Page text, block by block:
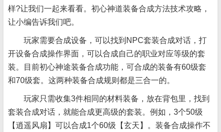
样?让我们一起来看看。初心神道装备合成方法技术攻略，
让小编告诉我们吧。
玩家需要合成设备，可以找到NPC套装合成对话，打
开设备合成操作界面，可以合成自己的职业对应等级的套
装。目前初心神途装备合成功能，可合成的装备有60级套
和70级套。这两种装备合成规则都是三合一的。
玩家只需收集3件相同的材料装备，放在背包里，找到
套装合成对话，就能合成更高级的套装。例如，3个50级
【逍遥风扇】可以合成1个60级【玄天】。装备合成操作不